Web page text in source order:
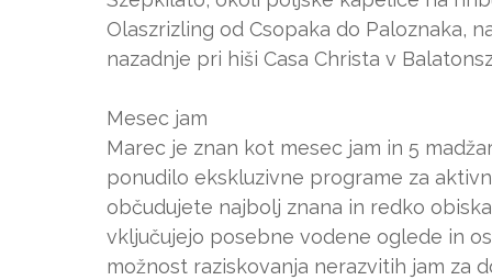
Olaszrizling od Csopaka do Paloznaka,
nazadnje pri hiši Casa Christa v
Mesec jam
Marec je znan kot mesec jam in 5
ponudilo ekskluzivne programe za
občudujete najbolj znana in redko
vključujejo posebne vodene oglede in
možnost raziskovanja nerazvitih jam za